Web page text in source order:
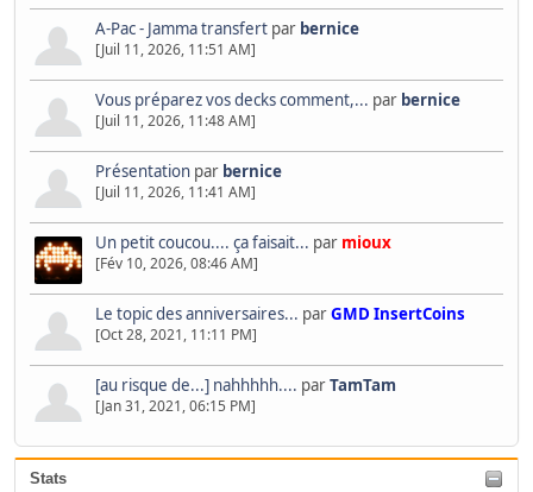
A-Pac - Jamma transfert par bernice
[Juil 11, 2026, 11:51 AM]
Vous préparez vos decks comment,... par bernice
[Juil 11, 2026, 11:48 AM]
Présentation par bernice
[Juil 11, 2026, 11:41 AM]
Un petit coucou.... ça faisait... par mioux
[Fév 10, 2026, 08:46 AM]
Le topic des anniversaires... parGMD InsertCoins
[Oct 28, 2021, 11:11 PM]
[au risque de...] nahhhhh.... parTamTam
[Jan 31, 2021, 06:15 PM]
Stats